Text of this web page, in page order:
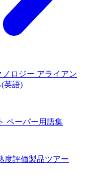
ノロジー アライアン
英語)
ペーパー用語集
度評価製品ツアー